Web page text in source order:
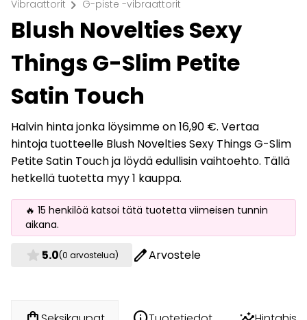
Vibraattorit chevron_right G-piste -vibraattorit
Blush Novelties Sexy
Things G-Slim Petite
Satin Touch
Halvin hinta jonka löysimme on 16,90 €. Vertaa
hintoja tuotteelle Blush Novelties Sexy Things G-Slim
Petite Satin Touch ja löydä edullisin vaihtoehto. Tällä
hetkellä tuotetta myy 1 kauppa.
🔥 15 henkilöä katsoi tätä tuotetta viimeisen tunnin
aikana.
star 5.0(0 arvostelua) editArvostele